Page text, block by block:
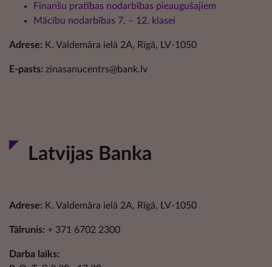
Finanšu pratības nodarbības pieaugušajiem
Mācību nodarbības 7. – 12. klasei
Adrese: K. Valdemāra ielā 2A, Rīgā, LV-1050
E-pasts: zinasanucentrs@bank.lv
Latvijas Banka
Adrese: K. Valdemāra ielā 2A, Rīgā, LV-1050
Tālrunis: + 371 6702 2300
Darba laiks: